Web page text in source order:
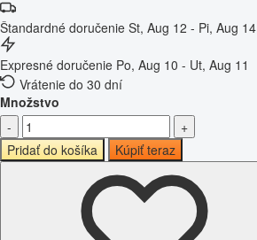
Štandardné doručenie St, Aug 12 - Pi, Aug 14
Expresné doručenie Po, Aug 10 - Ut, Aug 11
Vrátenie do 30 dní
Množstvo
-
+
Pridať do košíka
Kúpiť teraz